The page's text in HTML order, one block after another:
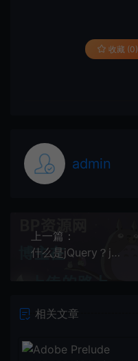
收藏 (0)
admin
上一篇：
什么是jQuery？jQuery库的初学者指南
相关文章